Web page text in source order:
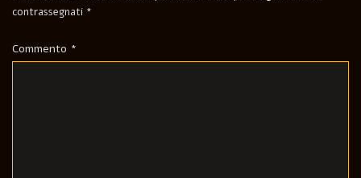
contrassegnati *
Commento *